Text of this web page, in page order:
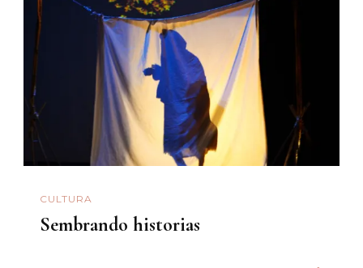
CULTURA
Sembrando historias